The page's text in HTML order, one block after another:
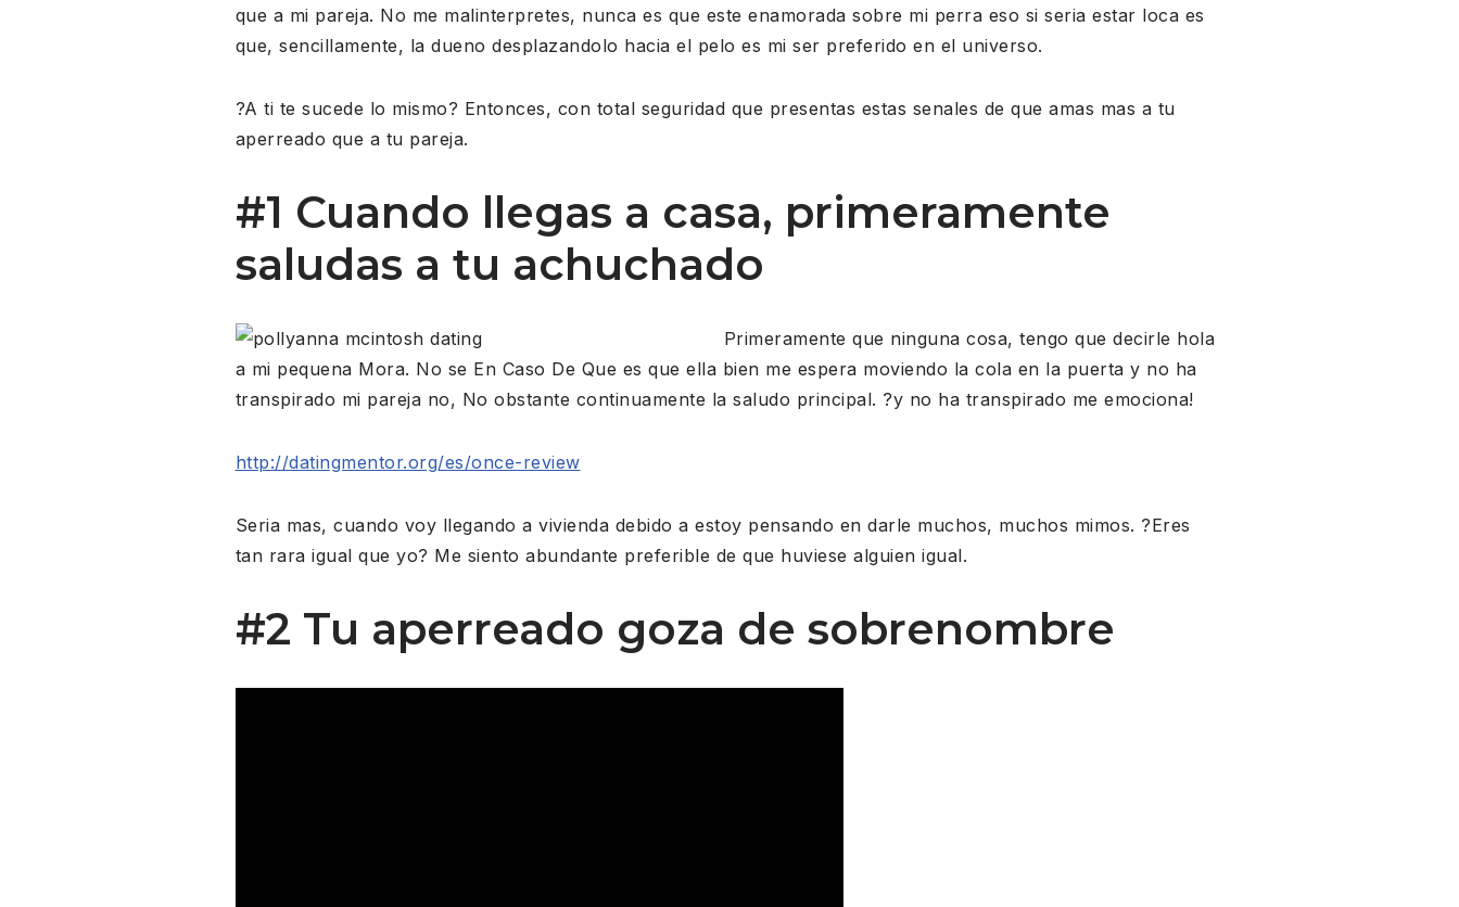
que a mi pareja. No me malinterpretes, nunca es que este enamorada sobre mi perra eso si seria estar loca es
que, sencillamente, la dueno desplazandolo hacia el pelo es mi ser preferido en el universo.
?A ti te sucede lo mismo? Entonces, con total seguridad que presentas estas senales de que amas mas a tu
aperreado que a tu pareja.
#1 Cuando llegas a casa, primeramente
saludas a tu achuchado
Primeramente que ninguna cosa, tengo que decirle hola
a mi pequena Mora. No se En Caso De Que es que ella bien me espera moviendo la cola en la puerta y no ha
transpirado mi pareja no, No obstante continuamente la saludo principal. ?y no ha transpirado me emociona!
http://datingmentor.org/es/once-review
Seria mas, cuando voy llegando a vivienda debido a estoy pensando en darle muchos, muchos mimos. ?Eres
tan rara igual que yo? Me siento abundante preferible de que huviese alguien igual.
#2 Tu aperreado goza de sobrenombre